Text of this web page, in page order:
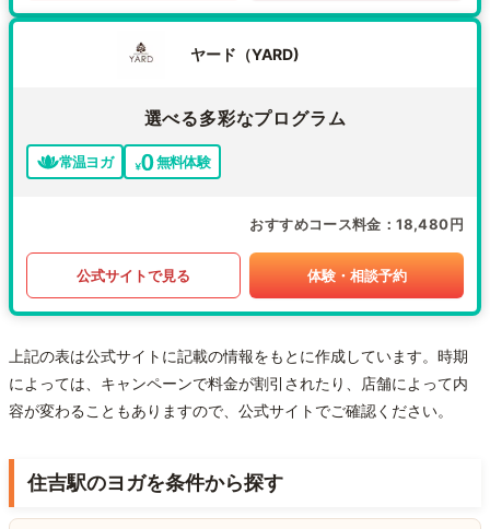
ヤード（YARD)
選べる多彩なプログラム
常温ヨガ 無料体験
おすすめコース料金 18,480円
公式サイトで見る 体験・相談予約
上記の表は公式サイトに記載の情報をもとに作成しています。時期
によっては、キャンペーンで料金が割引されたり、店舗によって内
容が変わることもありますので、公式サイトでご確認ください。
住吉駅のヨガを条件から探す